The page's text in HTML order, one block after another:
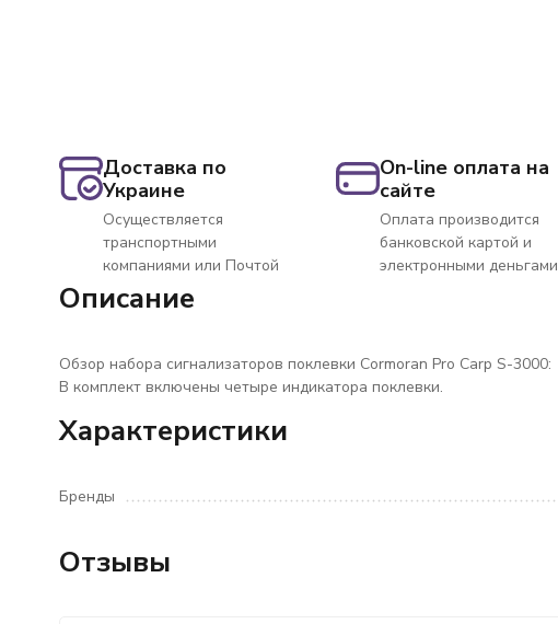
Доставка по
Украине
Осуществляется
транспортными
компаниями или Почтой
On-line оплата на
сайте
Оплата производится
банковской картой и
электронными деньгами
Описание
Обзор набора сигнализаторов поклевки Cormoran Pro Carp S-3000:
В комплект включены четыре индикатора поклевки.
Характеристики
Бренды
Отзывы